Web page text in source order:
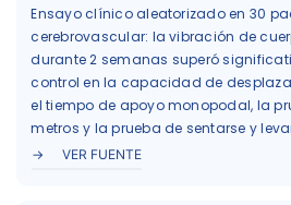
Ensayo clínico aleatorizado en 30
cerebrovascular: la vibración de
durante 2 semanas superó
control en la capacidad de
el tiempo de apoyo monopodal, la
metros y la prueba de sentarse y
VER FUENTE